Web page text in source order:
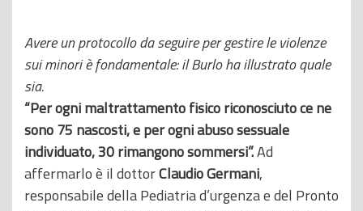
Avere un protocollo da seguire per gestire le violenze
sui minori è fondamentale: il Burlo ha illustrato quale
sia.
“Per ogni maltrattamento fisico riconosciuto ce ne
sono 75 nascosti, e per ogni abuso sessuale
individuato, 30 rimangono sommersi”.Ad
affermarlo è il dottorClaudio Germani,
responsabile della Pediatria d’urgenza e del Pronto